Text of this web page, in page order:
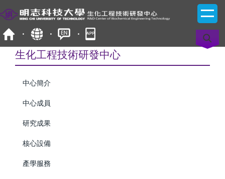
到
主
要
內 生化工程技術研發中心
中心簡介
中心成員
研究成果
核心設備
產學服務